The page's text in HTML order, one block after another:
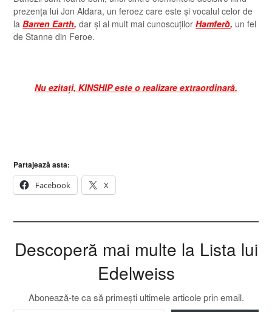
prezența lui Jon Aldara, un feroez care este și vocalul celor de
laBarren Earth, dar și al mult mai cunoscuțilorHamferð, un fel
de Stanne din Feroe.
Nu ezitați, KINSHIP este o realizare extraordinară.
Partajează asta:
Facebook
X
Descoperă mai multe la Lista lui
Edelweiss
Abonează-te ca să primești ultimele articole prin email.
TASTEAZĂ EMAILUL TĂU...